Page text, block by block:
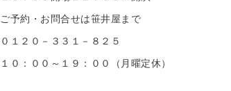
ご予約・お問合せは笹井屋まで
０１２０－３３１－８２５
１０：００～１９：００（月曜定休）